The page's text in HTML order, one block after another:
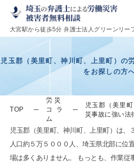
大宮駅から徒歩5分 弁護士法人グリーンリー
児玉郡（美里町、神川町、上里町）の
をお探しの方
TOP
労災
コラ
ム
児玉郡（美里
災事故に強い法
児玉郡（美里町、神川町、上里町）は、
人口約５万５０００人、埼玉県北部に位
場は多くありません。 もっとも、作業従